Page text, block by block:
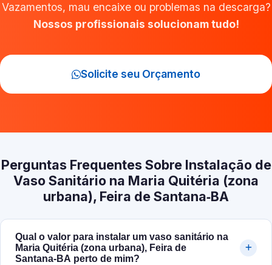
Vazamentos, mau encaixe ou problemas na descarga?
Nossos profissionais solucionam tudo!
Solicite seu Orçamento
Perguntas Frequentes Sobre Instalação de
Vaso Sanitário na Maria Quitéria (zona
urbana), Feira de Santana‑BA
Qual o valor para instalar um vaso sanitário na
Maria Quitéria (zona urbana), Feira de
Santana‑BA perto de mim?